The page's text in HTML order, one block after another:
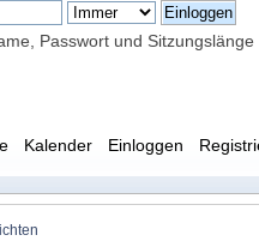
Passwort und Sitzungslänge
Kalender Einloggen